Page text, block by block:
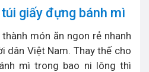
giấy đựng bánh mì
món ăn ngon rẻ nhanh
dân Việt Nam. Thay thế cho
mì trong bao ni lông thì